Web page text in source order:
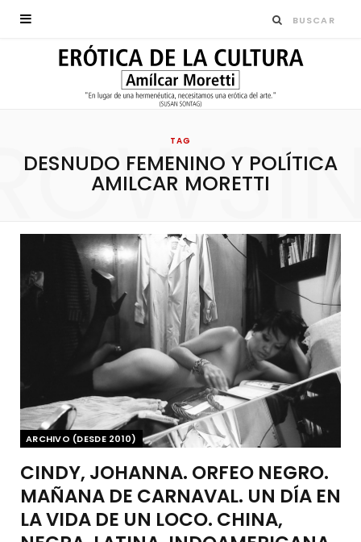
TAG
DESNUDO FEMENINO Y POLÍTICA
AMILCAR MORETTI
ARCHIVO (DESDE 2010)
CINDY, JOHANNA. ORFEO NEGRO.
MAÑANA DE CARNAVAL. UN DÍA EN
LA VIDA DE UN LOCO. CHINA,